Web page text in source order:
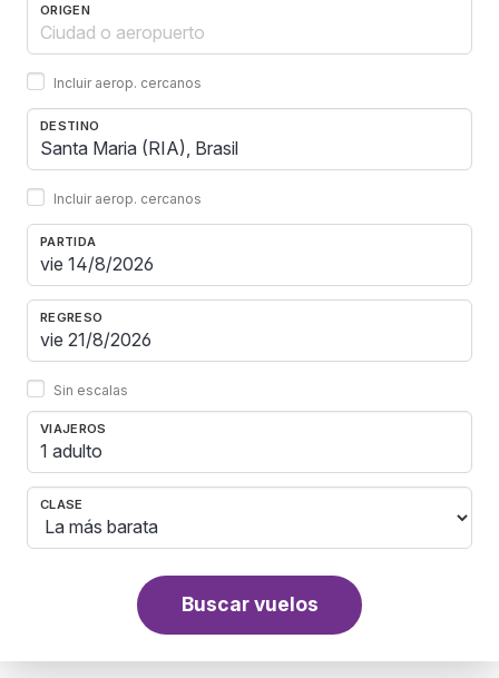
ORIGEN
Incluir aerop. cercanos
DESTINO
Incluir aerop. cercanos
PARTIDA
REGRESO
Sin escalas
VIAJEROS
1 adulto
CLASE
Buscar vuelos